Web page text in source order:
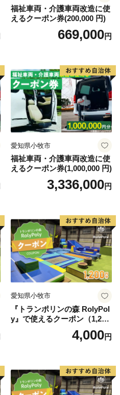
福祉車両・介護車両改造に使
えるクーポン券(200,000 円)
669,000円
愛知県小牧市
福祉車両・介護車両改造に使
えるクーポン券(1,000,000 円)
3,336,000円
愛知県小牧市
『トランポリンの森 RolyPol
y』で使えるクーポン（1,200
4,000円